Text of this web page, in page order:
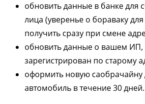
обновить данные в банке для
лица (уверенье о бораваку
получить сразу при смене
обновить данные о вашем ИП,
зарегистрирован по старому
оформить новую саобрачайну
автомобиль в течение 30 дней.